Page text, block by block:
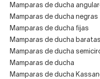
especialmente si va a ser
Packs de
comprando
juntos
Mamparas de ducha
Mamparas de ducha negras
Mamparas de ducha fijas
Mamparas de ducha baratas
Mamparas de ducha
Mamparas de ducha
Mamparas de ducha